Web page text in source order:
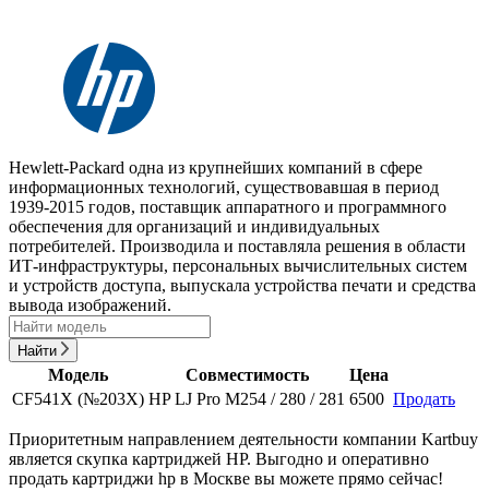
Hewlett-Packard одна из крупнейших компаний в сфере
информационных технологий, существовавшая в период
1939-2015 годов, поставщик аппаратного и программного
обеспечения для организаций и индивидуальных
потребителей. Производила и поставляла решения в области
ИТ-инфраструктуры, персональных вычислительных систем
и устройств доступа, выпускала устройства печати и средства
вывода изображений.
Найти
Модель Совместимость
Цена
CF541X (№203X) HP LJ Pro M254 / 280 / 281 6500 Продать
Приоритетным направлением деятельности компании Kartbuy
является скупка картриджей HP. Выгодно и оперативно
продать картриджи hp в Москве вы можете прямо сейчас!